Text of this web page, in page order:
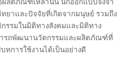
ทยาและปัจจัยที่เกิดจากมนุษย์ รวมถึง
รรมในมิติทางสังคมและมิติทาง
รถพัฒนานวัตกรรมและผลิตภัณฑ์ที่
ทการใช้งานได้เป็นอย่างดี